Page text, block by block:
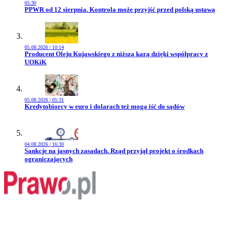
05:30
Przejdź do artykułu:
PPWR od 12 sierpnia. Kontrola może przyjść przed polską ustawą
05.08.2026 | 10:14
Przejdź do artykułu:
Producent Oleju Kujawskiego z niższą karą dzięki współpracy z
UOKiK
05.08.2026 | 05:31
Przejdź do artykułu:
Kredytobiorcy w euro i dolarach też mogą iść do sądów
04.08.2026 | 16:30
Przejdź do artykułu:
Sankcje na jasnych zasadach. Rząd przyjął projekt o środkach
ograniczających